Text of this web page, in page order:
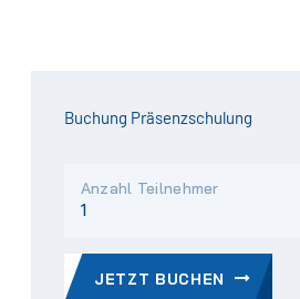
Buchung Präsenzschulung
Anzahl Teilnehmer
JETZT BUCHEN